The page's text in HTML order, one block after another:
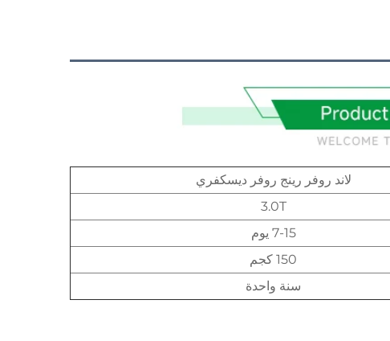
لاند روفر رينج روفر ديسكفري
3.0T
7-15 يوم
150 كجم
سنة واحدة